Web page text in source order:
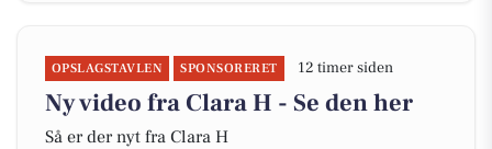
OPSLAGSTAVLEN SPONSORERET 12 timer siden
Ny video fra Clara H - Se den her
Så er der nyt fra Clara H